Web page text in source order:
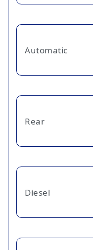
Automatic
Rear
Diesel